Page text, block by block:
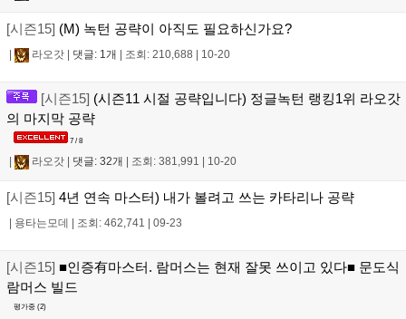
[시즌15] (M) 녹턴 공략이 아직도 필요하신가요?
| 라오갓 | 댓글: 1개 | 조회: 210,688 | 10-20
[시즌15] (시즌11 시절 공략입니다) 정글녹턴 랭킹1위 라오갓
의 마지막 공략
7 / 8
라오갓 댓글: 32개 조회: 381,991 10-20
[시즌15] 4년 연속 마스터) 내가 볼려고 쓰는 카타리나 공략
용타는모데 조회: 462,741 09-23
[시즌15] ■인증有마스터. 람머스는 현재 잘못 쓰이고 있다■ 문도식
람머스 빌드
평가중 (2)